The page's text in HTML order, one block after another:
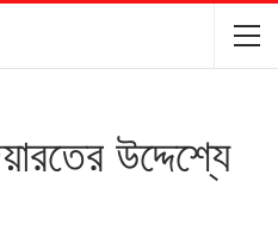
উদ্দেশ্যে